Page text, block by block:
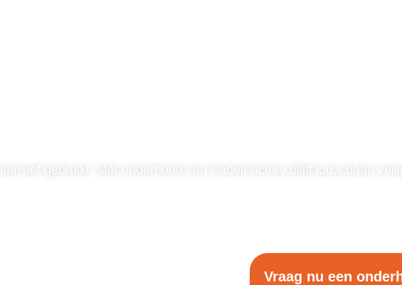
gebruikt. Met onderhoud van PadelFactory blijft jouw baan
Vraag nu een